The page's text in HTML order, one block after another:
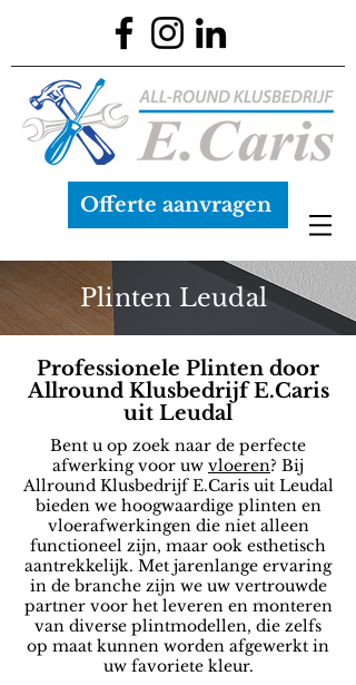
Offerte aanvragen
Plinten Leudal
Professionele Plinten door
Allround Klusbedrijf E.Caris
uit Leudal
Bent u op zoek naar de perfecte
afwerking voor uw vloeren? Bij
Allround Klusbedrijf E.Caris uit Leudal
bieden we hoogwaardige plinten en
vloerafwerkingen die niet alleen
functioneel zijn, maar ook esthetisch
aantrekkelijk. Met jarenlange ervaring
in de branche zijn we uw vertrouwde
partner voor het leveren en monteren
van diverse plintmodellen, die zelfs
op maat kunnen worden afgewerkt in
uw favoriete kleur.